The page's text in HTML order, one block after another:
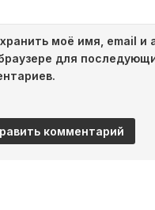
моё имя, email и
для